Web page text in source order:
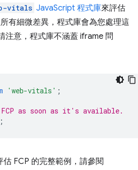
vitals JavaScript 程式庫來評估
有細微差異，程式庫會為您處理這
注意，程式庫不涵蓋 iframe 問
'web-vitals' ;
as soon as it's available.
FCP 的完整範例，請參閱